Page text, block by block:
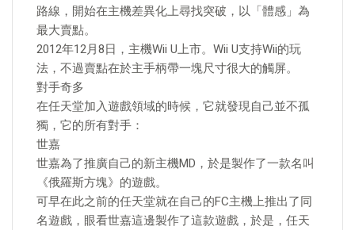
路線，開始在主機差異化上尋找突破，以「體感」為
最大賣點。
2012年12月8日，主機Wii U上市。Wii U支持Wii的玩
法，不過賣點在於主手柄帶一塊尺寸很大的觸屏。
對手奇多
在任天堂加入遊戲領域的時候，它就發現自己並不孤
獨，它的所有對手：
世嘉
世嘉為了推廣自己的新主機MD，於是製作了一款名叫
《俄羅斯方塊》的遊戲。
可早在此之前的任天堂就在自己的FC主機上推出了同
名遊戲，眼看世嘉這邊製作了這款遊戲，於是，任天